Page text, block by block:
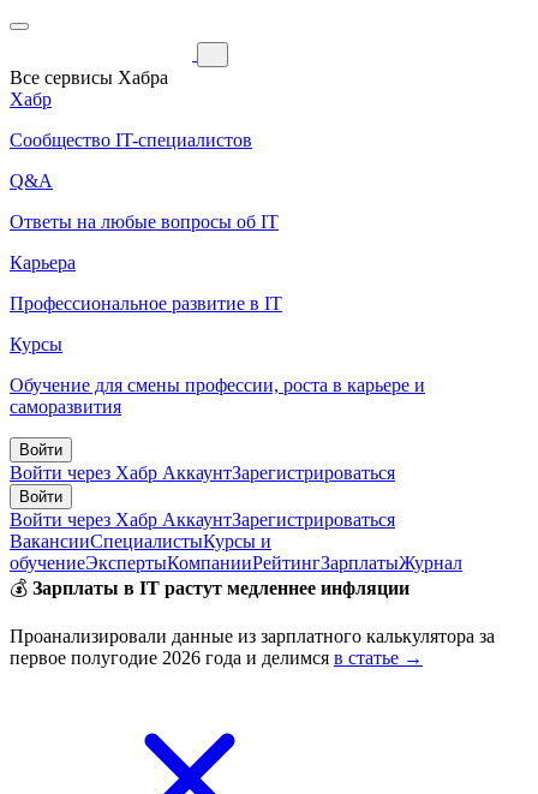
Все сервисы Хабра
Хабр
Сообщество IT-специалистов
Q&A
Ответы на любые вопросы об IT
Карьера
Профессиональное развитие в IT
Курсы
Обучение для смены профессии, роста в карьере и
саморазвития
Войти
Войти через Хабр АккаунтЗарегистрироваться
Войти
Войти через Хабр АккаунтЗарегистрироваться
ВакансииСпециалистыКурсы и
обучениеЭкспертыКомпанииРейтингЗарплатыЖурнал
💰 Зарплаты в IT растут медленнее инфляции
Проанализировали данные из зарплатного калькулятора за
первое полугодие 2026 года и делимся в статье →